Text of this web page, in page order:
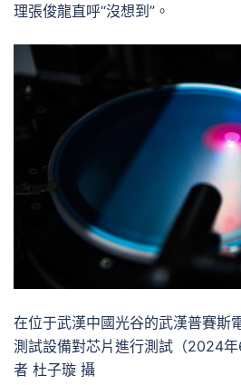
理張俊龍直呼“沒想到”。
在位于武漢中國光谷的武漢普賽斯
測試設備對芯片進行測試（2024
者 杜子璇 攝